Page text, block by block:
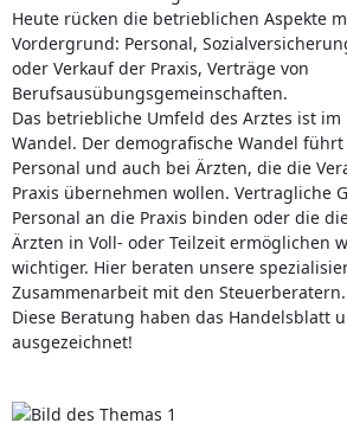
Heute rücken die betrieblichen Aspekte
Vordergrund: Personal,
oder Verkauf der Praxis, Verträge von
Berufsausübungsgemeinschaften.
Das betriebliche Umfeld des Arztes ist
Wandel. Der demografische Wandel
Personal und auch bei Ärzten, die die
Praxis übernehmen wollen. Vertragliche
Personal an die Praxis binden oder die
Ärzten in Voll- oder Teilzeit ermöglichen
wichtiger. Hier beraten unsere
Zusammenarbeit mit den Steuerberatern.
Diese Beratung haben das Handelsblatt
ausgezeichnet!